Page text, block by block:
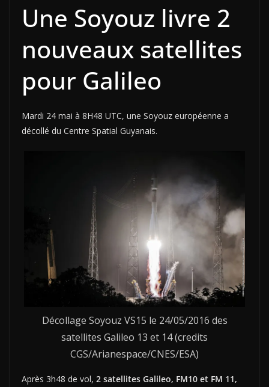
Une Soyouz livre 2
nouveaux satellites
pour Galileo
Mardi 24 mai à 8H48 UTC, une Soyouz européenne a
décollé du Centre Spatial Guyanais.
Décollage Soyouz VS15 le 24/05/2016 des
satellites Galileo 13 et 14 (credits
CGS/Arianespace/CNES/ESA)
Après 3h48 de vol, 2 satellites Galileo, FM10 et FM 11,